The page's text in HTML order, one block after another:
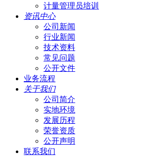
计量管理员培训
资讯中心
公司新闻
行业新闻
技术资料
常见问题
公开文件
业务流程
关于我们
公司简介
实地环境
发展历程
荣誉资质
公开声明
联系我们